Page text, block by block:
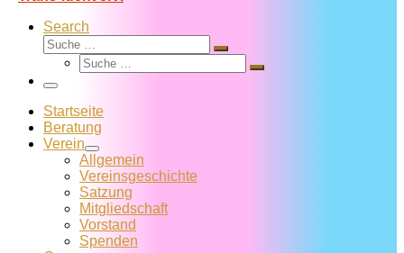
Search
Suche
Suche
Suche
Suche
Menü
Startseite
Beratung
Verein
Allgemein
Vereins­geschichte
Satzung
Mitglied­schaft
Vorstand
Spenden